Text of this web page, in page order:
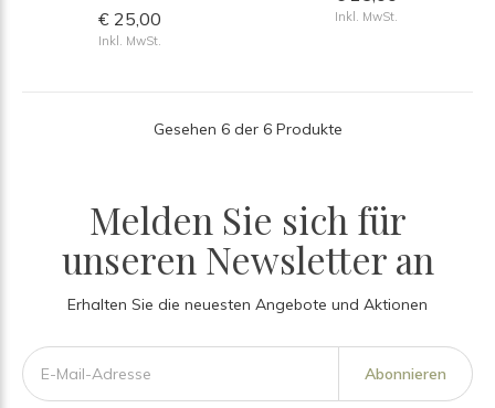
€ 25,00
Inkl. MwSt.
Inkl. MwSt.
Gesehen 6 der 6 Produkte
Melden Sie sich für
unseren Newsletter an
Erhalten Sie die neuesten Angebote und Aktionen
Abonnieren